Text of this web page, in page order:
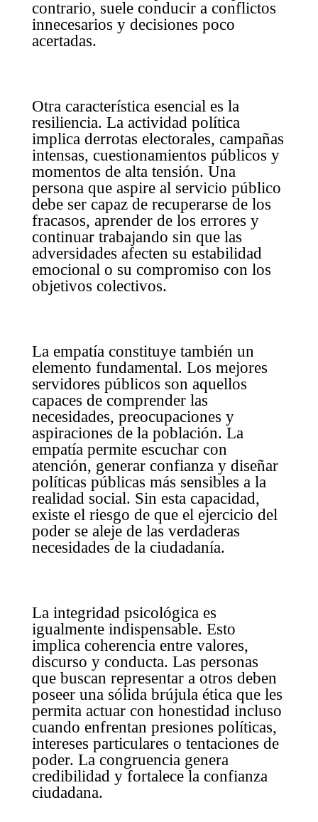
contrario, suele conducir a conflictos
innecesarios y decisiones poco
acertadas.
Otra característica esencial es la
resiliencia. La actividad política
implica derrotas electorales, campañas
intensas, cuestionamientos públicos y
momentos de alta tensión. Una
persona que aspire al servicio público
debe ser capaz de recuperarse de los
fracasos, aprender de los errores y
continuar trabajando sin que las
adversidades afecten su estabilidad
emocional o su compromiso con los
objetivos colectivos.
La empatía constituye también un
elemento fundamental. Los mejores
servidores públicos son aquellos
capaces de comprender las
necesidades, preocupaciones y
aspiraciones de la población. La
empatía permite escuchar con
atención, generar confianza y diseñar
políticas públicas más sensibles a la
realidad social. Sin esta capacidad,
existe el riesgo de que el ejercicio del
poder se aleje de las verdaderas
necesidades de la ciudadanía.
La integridad psicológica es
igualmente indispensable. Esto
implica coherencia entre valores,
discurso y conducta. Las personas
que buscan representar a otros deben
poseer una sólida brújula ética que les
permita actuar con honestidad incluso
cuando enfrentan presiones políticas,
intereses particulares o tentaciones de
poder. La congruencia genera
credibilidad y fortalece la confianza
ciudadana.